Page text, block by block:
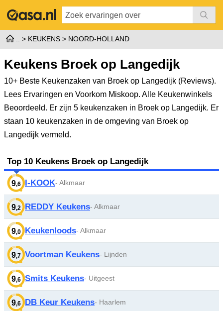
KEUKENS NOORD-HOLLAND
Keukens Broek op Langedijk
10+ Beste Keukenzaken van Broek op Langedijk (Reviews).
Lees Ervaringen en Voorkom Miskoop. Alle Keukenwinkels
Beoordeeld. Er zijn 5 keukenzaken in Broek op Langedijk. Er
staan 10 keukenzaken in de omgeving van Broek op
Langedijk vermeld.
Top 10 Keukens Broek op Langedijk
9,6 I-KOOK- Alkmaar
9,2 REDDY Keukens- Alkmaar
9,0 Keukenloods- Alkmaar
9,7 Voortman Keukens- Lijnden
9,6 Smits Keukens- Uitgeest
9,6 DB Keur Keukens- Haarlem